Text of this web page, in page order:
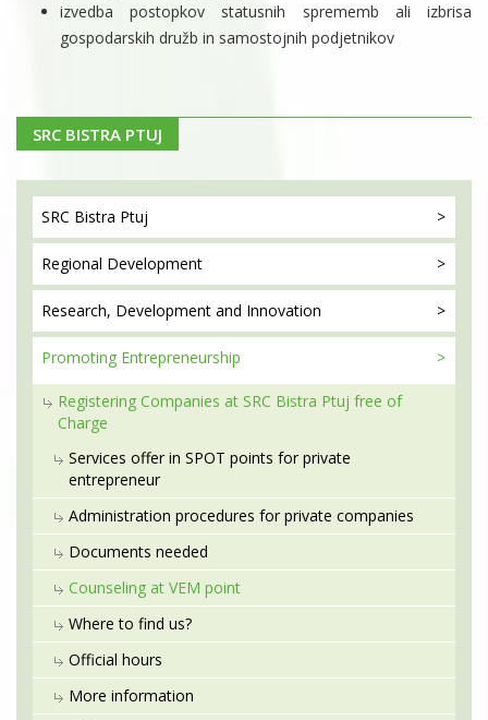
izvedba postopkov statusnih sprememb ali izbrisa
gospodarskih družb in samostojnih podjetnikov
SRC BISTRA PTUJ
SRC Bistra Ptuj
Regional Development
Research, Development and Innovation
Promoting Entrepreneurship
Registering Companies at SRC Bistra Ptuj free of
Charge
Services offer in SPOT points for private
entrepreneur
Administration procedures for private companies
Documents needed
Counseling at VEM point
Where to find us?
Official hours
More information